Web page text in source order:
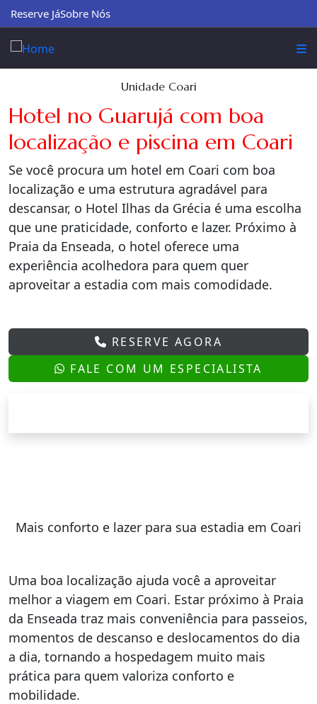
Reserve JáSobre Nós
Unidade Coari
Hotel no Guarujá com boa
localização e piscina em Coari
Se você procura um hotel em Coari com boa
localização e uma estrutura agradável para
descansar, o Hotel Ilhas da Grécia é uma escolha
que une praticidade, conforto e lazer. Próximo à
Praia da Enseada, o hotel oferece uma
experiência acolhedora para quem quer
aproveitar a estadia com mais comodidade.
RESERVE AGORA
FALE COM UM ESPECIALISTA
Mais conforto e lazer para sua estadia em Coari
Uma boa localização ajuda você a aproveitar
melhor a viagem em Coari. Estar próximo à Praia
da Enseada traz mais conveniência para passeios,
momentos de descanso e deslocamentos do dia
a dia, tornando a hospedagem muito mais
prática para quem valoriza conforto e
mobilidade.